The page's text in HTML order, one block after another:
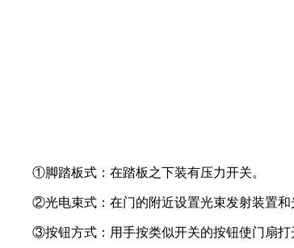
①脚踏板式：在踏板之下装有压力开关。
②光电束式：在门的附近设置光束发射装置和
③按钮方式：用手按类似开关的按钮使门扇打